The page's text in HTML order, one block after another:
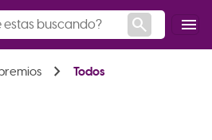
search menu
chevron_right Todos